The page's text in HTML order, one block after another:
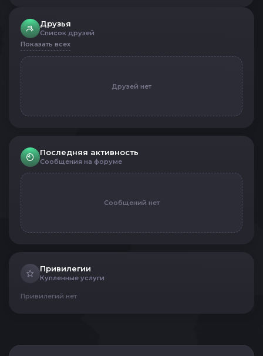
Друзья
Список друзей
Показать всех
Друзей нет
Последняя активность
Сообщения на форуме
Сообщений нет
Привилегии
Купленные услуги
Привилегий нет